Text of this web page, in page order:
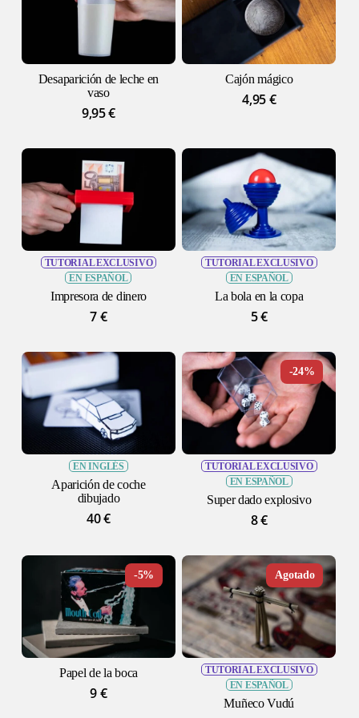
Desaparición de leche en
vaso
9,95€
Cajón mágico
4,95€
TUTORIAL EXCLUSIVO
EN ESPAÑOL
Impresora de dinero
7€
TUTORIAL EXCLUSIVO
EN ESPAÑOL
La bola en la copa
5€
EN INGLÉS
Aparición de coche
dibujado
40€
-24%
TUTORIAL EXCLUSIVO
EN ESPAÑOL
Super dado explosivo
8€
-5%
Papel de la boca
9€
TUTORIAL EXCLUSIVO
EN ESPAÑOL
Muñeco Vudú